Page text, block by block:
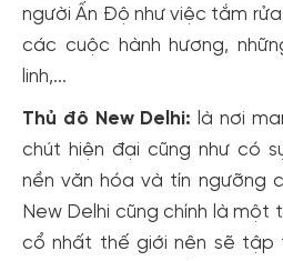
người Ấn Độ như việc tắm
các cuộc hành hương,
linh,...
Thủ đô New Delhi: là nơi
chút hiện đại cũng như có
nền văn hóa và tín ngưỡng
New Delhi cũng chính là một
cổ nhất thế giới nên sẽ tập